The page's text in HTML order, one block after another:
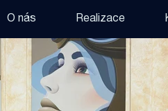
O nás Realizace